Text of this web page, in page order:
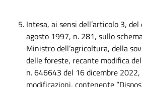
Intesa, ai sensi dell’articolo 3,
agosto 1997, n. 281, sullo
Ministro dell’agricoltura, della
delle foreste, recante modifica
n. 646643 del 16 dicembre 2022,
modificazioni, contenente